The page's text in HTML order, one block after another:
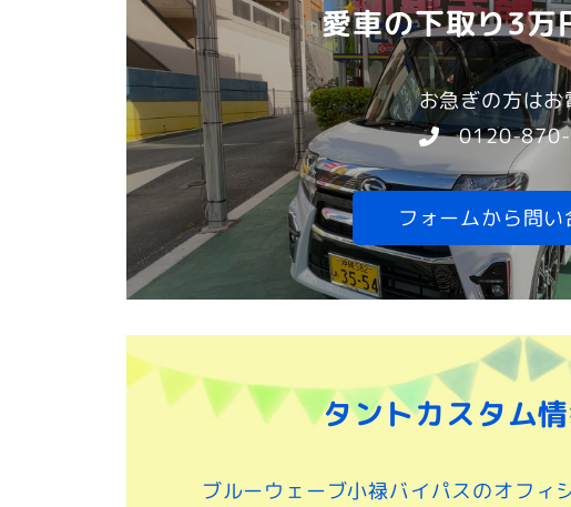
愛車の下取り3万
お急ぎの方はお
0120-870-
フォームから問い
タントカスタム
ブルーウェーブ小禄バイパスのオフィ